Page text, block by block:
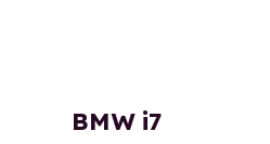
BMW i7